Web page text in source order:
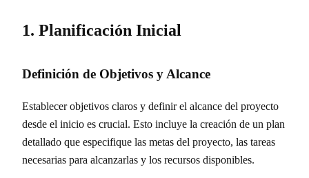
1. Planificación Inicial
Definición de Objetivos y Alcance
Establecer objetivos claros y definir el alcance del proyecto
desde el inicio es crucial. Esto incluye la creación de un plan
detallado que especifique las metas del proyecto, las tareas
necesarias para alcanzarlas y los recursos disponibles.